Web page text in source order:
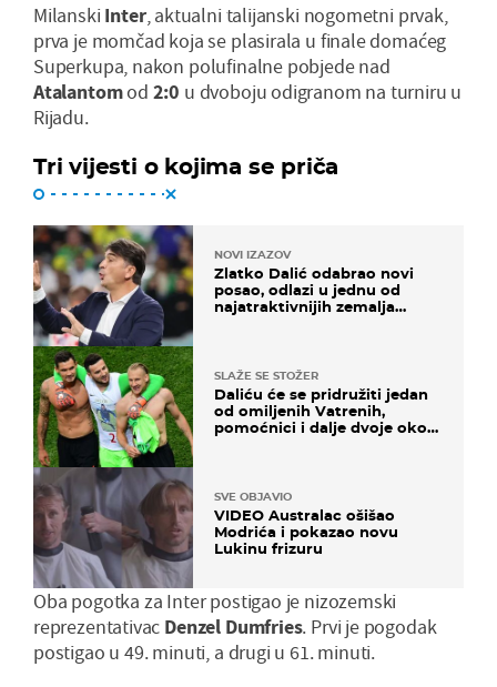
Milanski Inter, aktualni talijanski nogometni prvak,
prva je momčad koja se plasirala u finale domaćeg
Superkupa, nakon polufinalne pobjede nad
Atalantomod 2:0 u dvoboju odigranom na turniru u
Rijadu.
Tri vijesti o kojima se priča
NOVI IZAZOV
Zlatko Dalić odabrao novi
posao, odlazi u jednu od
najatraktivnijih zemalja
SLAŽE SE STOŽER
Daliću će se pridružiti jedan
od omiljenih Vatrenih,
pomoćnici i dalje dvoje oko
SVE OBJAVIO
VIDEO Australac ošišao
Modrića i pokazao novu
Lukinu frizuru
Oba pogotka za Inter postigao je nizozemski
reprezentativac Denzel Dumfries. Prvi je pogodak
postigao u 49. minuti, a drugi u 61. minuti.